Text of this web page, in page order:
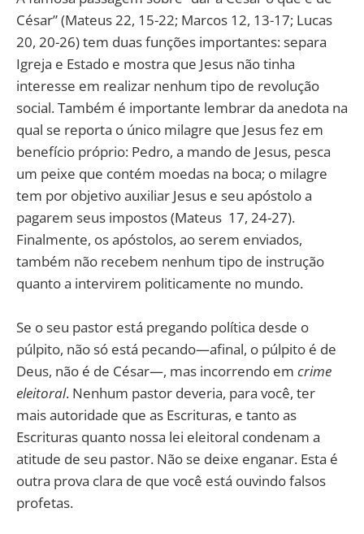
César” (Mateus 22, 15-22; Marcos 12, 13-17; Lucas
20, 20-26) tem duas funções importantes: separa
Igreja e Estado e mostra que Jesus não tinha
interesse em realizar nenhum tipo de revolução
social. Também é importante lembrar da anedota na
qual se reporta o único milagre que Jesus fez em
benefício próprio: Pedro, a mando de Jesus, pesca
um peixe que contém moedas na boca; o milagre
tem por objetivo auxiliar Jesus e seu apóstolo a
pagarem seus impostos (Mateus 17, 24-27).
Finalmente, os apóstolos, ao serem enviados,
também não recebem nenhum tipo de instrução
quanto a intervirem politicamente no mundo.
Se o seu pastor está pregando política desde o
púlpito, não só está pecando—afinal, o púlpito é de
Deus, não é de César—, mas incorrendo em crime
eleitoral. Nenhum pastor deveria, para você, ter
mais autoridade que as Escrituras, e tanto as
Escrituras quanto nossa lei eleitoral condenam a
atitude de seu pastor. Não se deixe enganar. Esta é
outra prova clara de que você está ouvindo falsos
profetas.